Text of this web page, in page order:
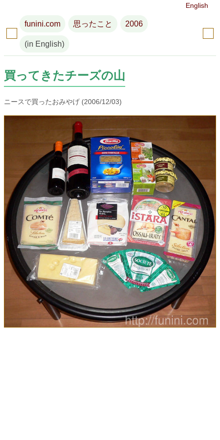
English
funini.com 思ったこと 2006
(in English)
買ってきたチーズの山
ニースで買ったおみやげ (2006/12/03)